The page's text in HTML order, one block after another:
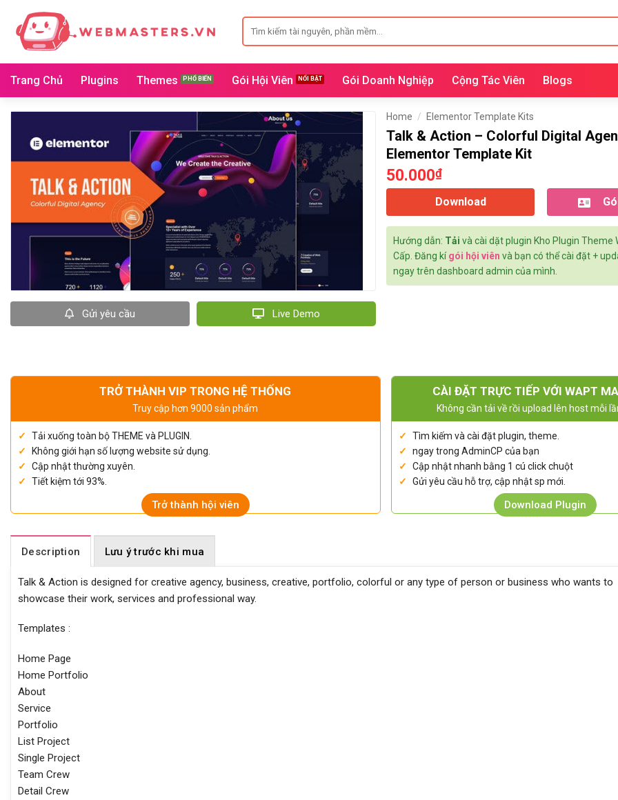
qua
dung
for:
Trang Chủ Plugins Themes Gói Hội Viên Gói Doanh Nghiệp Cộng Tác Viên Blogs
Gửi yêu cầu Live Demo
Home / Elementor Template Kits
Talk & Action – Colorful Digital
Elementor Template Kit
50.000₫
Download
Hướng dẫn: Tải và cài dặt plugin Kho Plugin Theme
Cấp. Đăng kígói hội viên và bạn có thể cài đặt +
ngay trên dashboard admin của mình.
TRỞ THÀNH VIP TRONG HỆ THỐNG
Truy cập hơn 9000 sản phẩm
Tải xuống toàn bộ THEME và PLUGIN.
Không giới hạn số lượng website sử dụng.
Cập nhật thường xuyên.
Tiết kiệm tới 93%.
Trở thành hội viên
CÀI ĐẶT TRỰC TIẾP VỚI WAPT
Không cần tải về rồi upload lên host mỗi
Tìm kiếm và cài đặt plugin, theme.
ngay trong AdminCP của bạn
Cập nhật nhanh bằng 1 cú click chuột
Gửi yêu cầu hỗ trợ, cập nhật sp mới.
Download Plugin
Description Lưu ý trước khi mua
Talk & Action is designed for creative agency, business, creative, portfolio, colorful or any type of person or business who wants to
showcase their work, services and professional way.
Templates :
Home Page
Home Portfolio
About
Service
Portfolio
List Project
Single Project
Team Crew
Detail Crew